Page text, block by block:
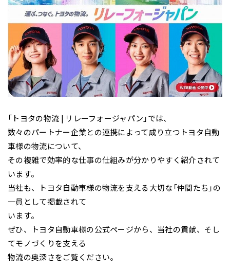
「トヨタの物流 | リレーフォージャパン」では、
数々のパートナー企業との連携によって成り立つトヨタ自動
車様の物流について、
その複雑で効率的な仕事の仕組みが分かりやすく紹介されて
います。
当社も、トヨタ自動車様の物流を支える大切な「仲間たち」の
一員として掲載されて
います。
ぜひ、トヨタ自動車様の公式ページから、当社の貢献、そし
てモノづくりを支える
物流の奥深さをご覧ください。